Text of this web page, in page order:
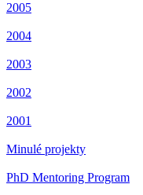
2005
2004
2003
2002
2001
Minulé projekty
PhD Mentoring Program